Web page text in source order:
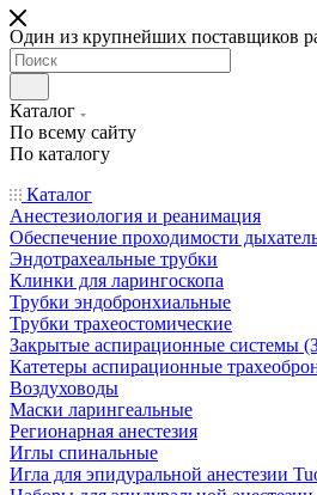
Один из крупнейших поставщиков
Каталог
По всему сайту
По каталогу
Каталог
Анестезиология и реанимация
Обеспечение проходимости
Эндотрахеальные трубки
Клинки для ларингоскопа
Трубки эндобронхиальные
Трубки трахеостомические
Закрытые аспирационные системы
Катетеры аспирационные
Воздуховоды
Маски ларингеальные
Регионарная анестезия
Иглы спинальные
Игла для эпидуральной анестезии